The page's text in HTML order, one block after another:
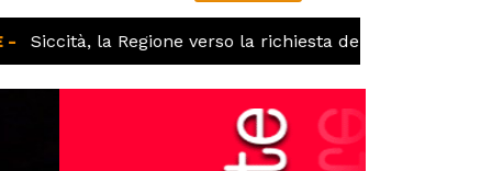
la Regione verso la richiesta dello stato di